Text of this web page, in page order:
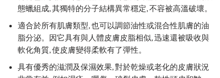
態蠟組成, 其獨特的分子結構異常穩定, 不容被高溫破壞。
適合於所有肌膚類型, 也可以調節油性或混合性肌膚的油
脂分泌。因它具有與人體皮膚皮脂相似, 迅速還被吸收與
軟化角質, 使皮膚變得柔軟有了彈性。
具有優秀的滋潤及保濕效果, 對於乾燥或老化的皮膚狀況